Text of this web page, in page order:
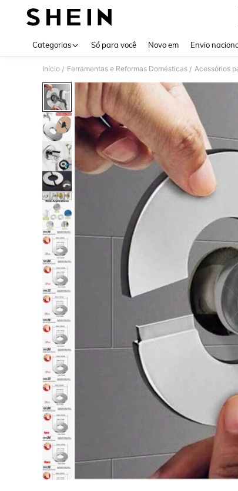
Categorias Só para você Novo em Envio
Início / Ferramentas e Reformas Domésticas / Acessórios